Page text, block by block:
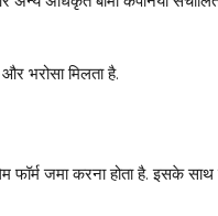
भरोसा मिलता है.
फॉर्म जमा करना होता है. इसके